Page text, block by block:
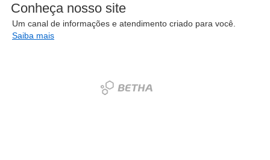
Conheça nosso site
Um canal de informações e atendimento criado para você.
Saiba mais